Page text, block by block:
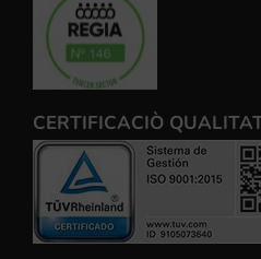
CERTIFICACIÒ